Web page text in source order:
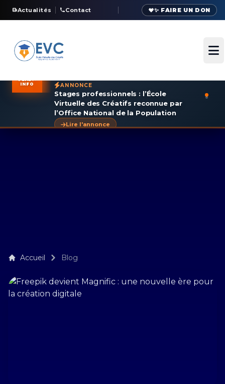
Actualités Contact ✨ FAIRE UN DON
FLASH
INFO
ANNONCE
Stages professionnels : l’École
Virtuelle des Créatifs reconnue par
l’Office National de la Population
Lire l'annonce
Accueil Blog